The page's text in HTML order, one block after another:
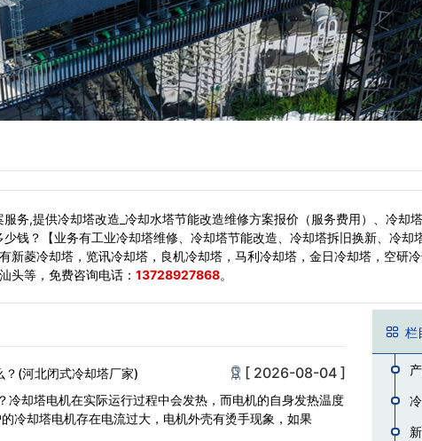
务,提供冷却塔改造_冷却水塔节能改造维修方案报价（服务费用）、冷却
钱？【业务有工业冷却塔维修、冷却塔节能改造、冷却塔拆旧换新、冷却
菱冷却塔，览讯冷却塔，良机冷却塔，马利冷却塔，金日冷却塔，空研
头等， 免费咨询电话： 13728927868。
(河北闭式冷却塔厂家) [ 2026-08-04 ]
冷却塔电机在实际运行过程中会发热，而电机的自身发热温度
冷却塔电机存在电流过大，电机外壳有烫手现象，如果
栏